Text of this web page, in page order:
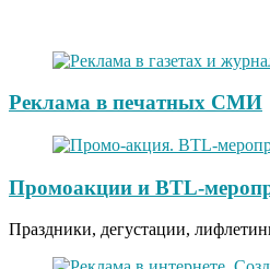
Реклама в печатных СМИ
Промоакции и BTL-
Праздники, дегустации,